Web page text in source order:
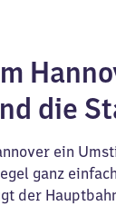
die
ein
ganz
der